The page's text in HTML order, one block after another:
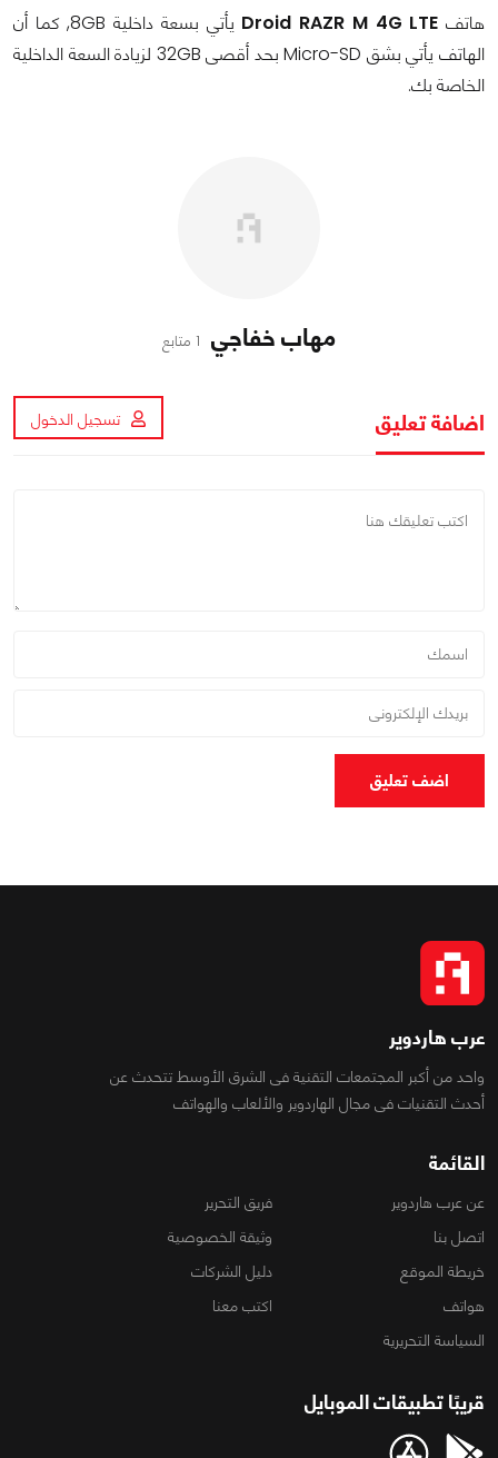
هاتف Droid RAZR M 4G LTE
يأتي بسعة داخلية 8GB, كما أن
الهاتف يأتي بشق Micro-SD بحد أقصى 32GB لزيادة السعة الداخلية
الخاصة بك.
مهاب خفاجي 1 متابع
اضافة تعليق تسجيل الدخول
اضف تعليق
عرب هاردوير
واحد من أكبر المجتمعات التقنية فى الشرق الأوسط تتحدث عن
أحدث التقنيات فى مجال الهاردوير والألعاب والهواتف
القائمة
عن عرب هاردوير
فريق التحرير
اتصل بنا
وثيقة الخصوصية
خريطة الموقع
دليل الشركات
هواتف
اكتب معنا
السياسة التحريرية
قريبًا تطبيقات الموبايل